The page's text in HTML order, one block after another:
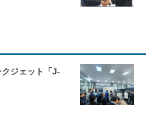
ジェット「J-